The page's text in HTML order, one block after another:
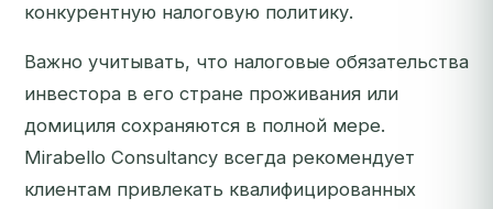
конкурентную налоговую политику.
Важно учитывать, что налоговые обязательства
инвестора в его стране проживания или
домициля сохраняются в полной мере.
Mirabello Consultancy всегда рекомендует
клиентам привлекать квалифицированных